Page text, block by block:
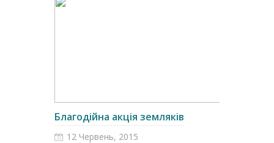
Благодійна акція земляків
12 Червень, 2015